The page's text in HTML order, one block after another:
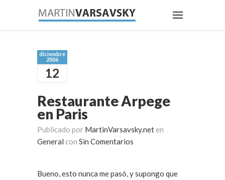
diciembre
2006
12
Restaurante Arpege
en Paris
Publicado por MartinVarsavsky.net en
General con Sin Comentarios
Bueno, esto nunca me pasó, y supongo que